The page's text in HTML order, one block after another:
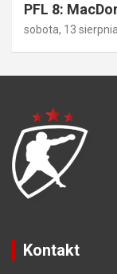
PFL 8:
sobota, 13
Kontakt